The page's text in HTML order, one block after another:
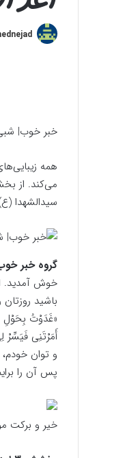
خبر خوب|
همه
می‌کند. از
سیدالشهدا
گروه خبر
خوش آمدید.
باشید
«غَدَوْتُ بِحَوْلِ
أَمَرْتَنِی
و توان
پس آن را
خیر و برکت موکب